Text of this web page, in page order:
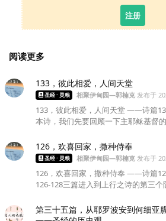
注册
阅读更多
133，彼此相爱，人间天堂
圣经 · 灵粮 相聚伊甸园—郭楠克 发布于
133，彼此相爱，人间天堂 ——诗篇
本诗，我们先要回顾一下主耶稣基督
126，欢喜回家，撒种侍奉
圣经 · 灵粮 相聚伊甸园—郭楠克 发布于
126，欢喜回家，撒种侍奉 ——诗篇
126-128三篇进入到上行之诗的第三个
第三十五篇，从耶罗波安到何细亚